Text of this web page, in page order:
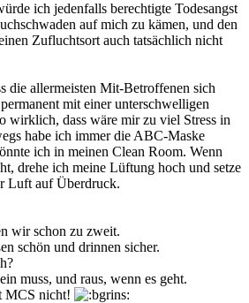
ich jedenfalls berechtigte Todesangst
auf mich zu kämen, und den
Zufluchtsort auch tatsächlich nicht
die allermeisten Mit-Betroffenen sich
mit einer unterschwelligen
wirklich, dass wäre mir zu viel Stress in
habe ich immer die ABC-Maske
ich in meinen Clean Room. Wenn
drehe ich meine Lüftung hoch und setze
Luft auf Überdruck.
wir schon zu zweit.
schön und drinnen sicher.
muss, und raus, wenn es geht.
MCS nicht!